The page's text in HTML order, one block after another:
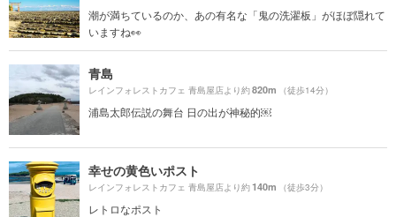
潮が満ちているのか、あの有名な「鬼の洗濯板」がほぼ隠れて
いますね👀
青島
レインフォレストカフェ 青島屋店より約820m （徒歩14分）
浦島太郎伝説の舞台 日の出が神秘的￼
幸せの黄色いポスト
レインフォレストカフェ 青島屋店より約140m （徒歩3分）
レトロなポスト